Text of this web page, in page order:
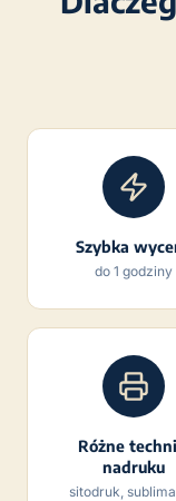
Szybka
do 1 godziny
Różne
nadruku
sitodruk,